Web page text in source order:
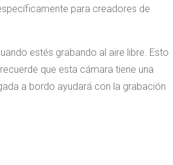
para creadores de
estés grabando al aire libre. Esto
que esta cámara tiene una
a bordo ayudará con la grabación